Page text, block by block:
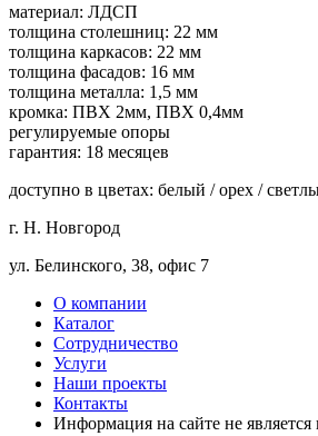
материал: ЛДСП
толщина столешниц: 22 мм
толщина каркасов: 22 мм
толщина фасадов: 16 мм
толщина металла: 1,5 мм
кромка: ПВХ 2мм, ПВХ 0,4мм
регулируемые опоры
гарантия: 18 месяцев
доступно в цветах: белый / орех /
г. Н. Новгород
ул. Белинского, 38, офис 7
О компании
Каталог
Сотрудничество
Услуги
Наши проекты
Контакты
Информация на сайте не